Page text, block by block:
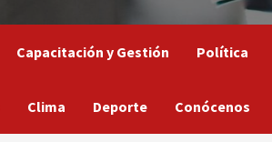
Capacitación y Gestión Política
Clima Deporte Conócenos